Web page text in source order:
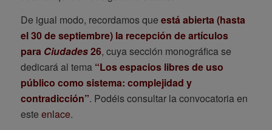
De igual modo, recordamos que está abierta (hasta
el 30 de septiembre) la recepción de artículos
para Ciudades26, cuya sección monográfica se
dedicará al tema “Los espacios libres de uso
público como sistema: complejidad y
contradicción”. Podéis consultar la convocatoria en
este enlace.